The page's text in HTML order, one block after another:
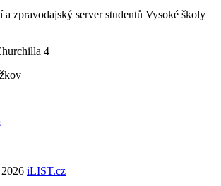
a zpravodajský server studentů Vysoké školy
4
iLIST.cz